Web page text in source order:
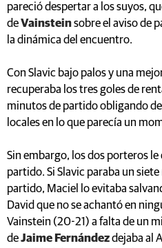
pareció despertar a los suyos,
deVainsteinsobre el aviso de
la dinámica del encuentro.
Con Slavic bajo palos y una
recuperaba los tres goles de
minutos de partido obligando
locales en lo que parecía un
Sin embargo, los dos porteros
partido. Si Slavic paraba un
partido, Maciel lo evitaba
David que no se achantó en
Vainstein (20-21) a falta de un
deJaime Fernándezdejaba al